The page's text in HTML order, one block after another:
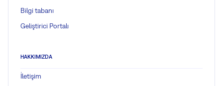
Bilgi tabanı
Geliştirici Portalı
HAKKIMIZDA
İletişim